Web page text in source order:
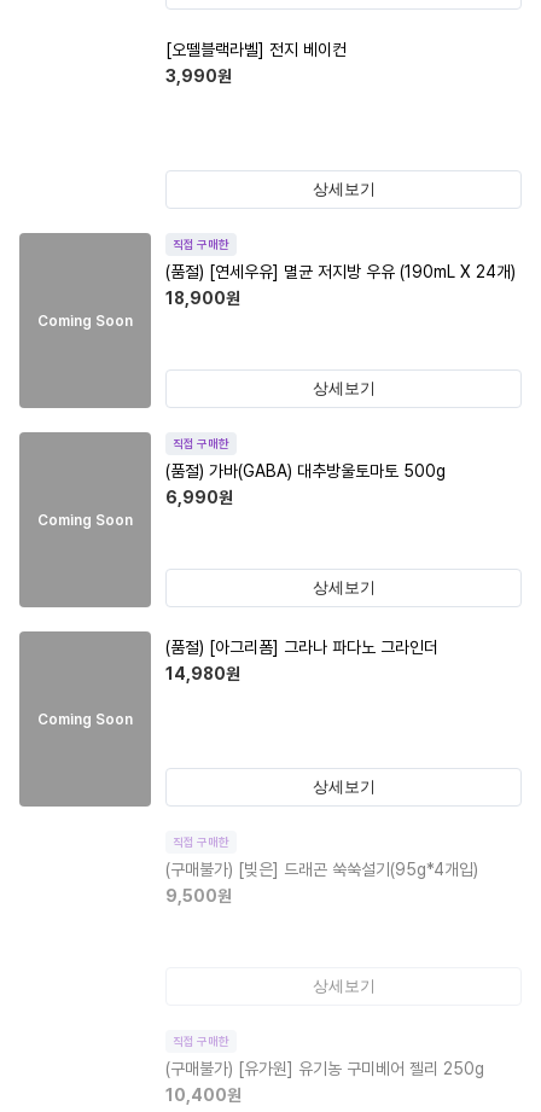
[오뗄블랙라벨] 전지 베이컨
3,990원
상세보기
Coming Soon
직접 구매한
(품절) [연세우유] 멸균 저지방 우유 (190mL X 24개)
18,900원
상세보기
Coming Soon
직접 구매한
(품절) 가바(GABA) 대추방울토마토 500g
6,990원
상세보기
Coming Soon
(품절) [아그리폼] 그라나 파다노 그라인더
14,980원
상세보기
직접 구매한
(구매불가) [빚은] 드래곤 쑥쑥설기(95g*4개입)
9,500원
상세보기
직접 구매한
(구매불가) [유가원] 유기농 구미베어 젤리 250g
10,400원